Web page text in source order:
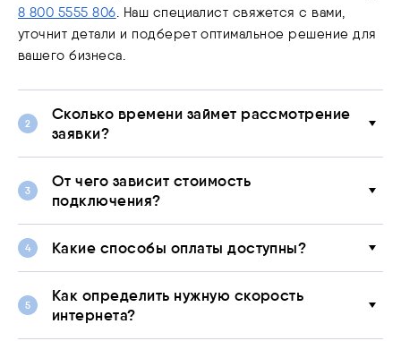
8 800 5555 806. Наш специалист свяжется с вами,
уточнит детали и подберет оптимальное решение для
вашего бизнеса.
Сколько времени займет рассмотрение
заявки?
От чего зависит стоимость
подключения?
Какие способы оплаты доступны?
Как определить нужную скорость
интернета?